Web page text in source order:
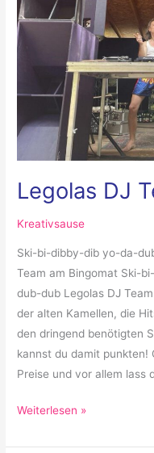
Legolas DJ
Kreativsause
Ski-bi-dibby-dib yo-da-
Team am Bingomat Ski-
dub-dub Legolas DJ
der alten Kamellen, die
den dringend benötigten
kannst du damit punkten!
Preise und vor allem lass
Bingomat
Weiterlesen »